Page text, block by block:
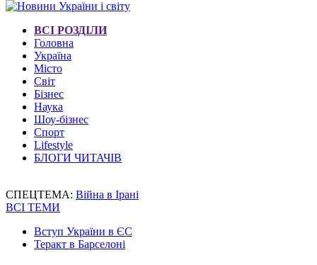
ВСІ РОЗДІЛИ
Головна
Україна
Місто
Світ
Бізнес
Наука
Шоу-бізнес
Спорт
Lifestyle
БЛОГИ ЧИТАЧІВ
СПЕЦТЕМА: Війна в Ірані
ВСІ ТЕМИ
Вступ України в ЄС
Теракт в Барселоні